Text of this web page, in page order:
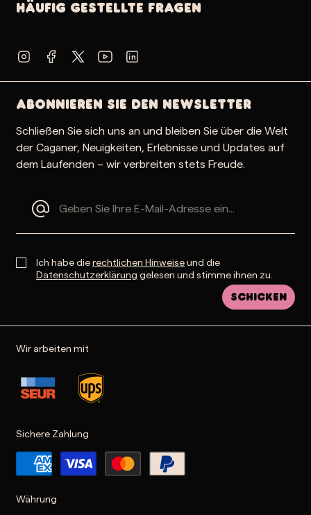
Häufig gestellte Fragen
Abonnieren Sie den Newsletter
Schließen Sie sich uns an und bleiben Sie über die Welt
der Caganer, Neuigkeiten, Erlebnisse und Updates auf
dem Laufenden – wir verbreiten stets Freude.
Ich habe dierechtlichen Hinweiseund die
Datenschutzerklärung gelesen und stimme ihnen zu.
Schicken
Wir arbeiten mit
Sichere Zahlung
Währung